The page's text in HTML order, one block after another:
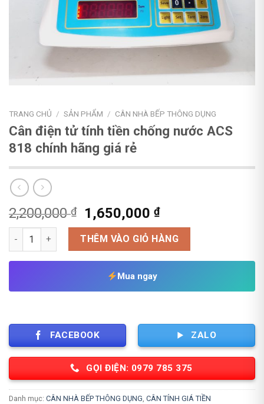
TRANG CHỦ / SẢN PHẨM / CÂN NHÀ BẾP THÔNG DỤNG
Cân điện tử tính tiền chống nước ACS
818 chính hãng giá rẻ
2,200,000₫
Giá
gốc
là:
2,200,000 ₫.
1,650,000₫Giá
hiện
tại
là:
Cân điện tử tính tiền chống nước ACS 818 chính hãng giá rẻ
THÊM VÀO GIỎ HÀNG
Mua ngay
FACEBOOK ZALO
GỌI ĐIỆN: 0979 785 375
Danh mục: CÂN NHÀ BẾP THÔNG DỤNG, CÂN TÍNH GIÁ TIỀN